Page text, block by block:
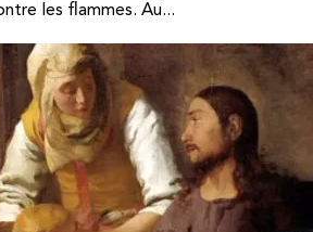
les flammes. Au...